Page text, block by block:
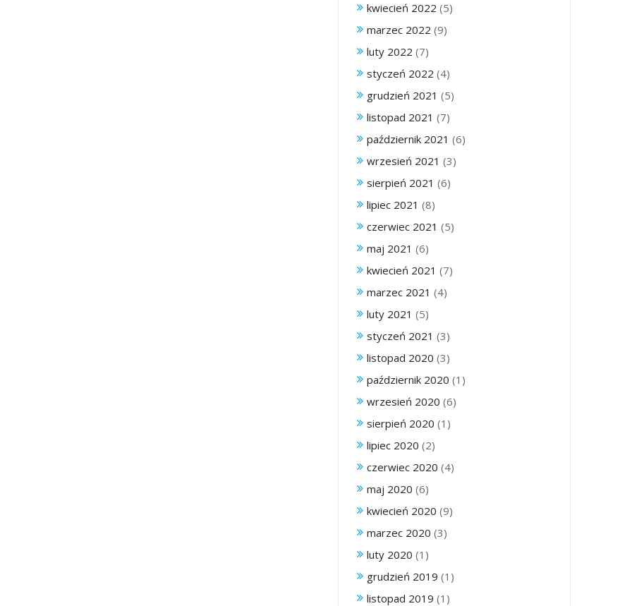
kwiecień 2022 (5)
marzec 2022 (9)
luty 2022 (7)
styczeń 2022 (4)
grudzień 2021 (5)
listopad 2021 (7)
październik 2021 (6)
wrzesień 2021 (3)
sierpień 2021 (6)
lipiec 2021 (8)
czerwiec 2021 (5)
maj 2021 (6)
kwiecień 2021 (7)
marzec 2021 (4)
luty 2021 (5)
styczeń 2021 (3)
listopad 2020 (3)
październik 2020 (1)
wrzesień 2020 (6)
sierpień 2020 (1)
lipiec 2020 (2)
czerwiec 2020 (4)
maj 2020 (6)
kwiecień 2020 (9)
marzec 2020 (3)
luty 2020 (1)
grudzień 2019 (1)
listopad 2019 (1)